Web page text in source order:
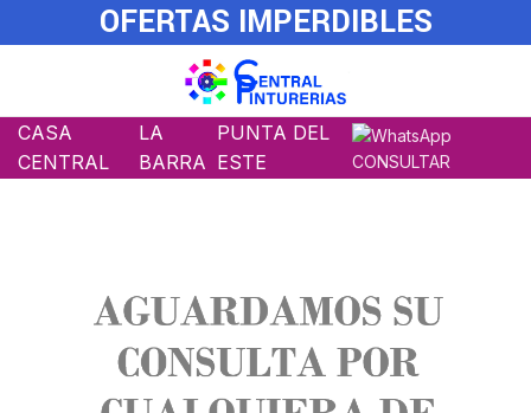
OFERTAS IMPERDIBLES
CASA
CENTRAL
LA
BARRA
PUNTA DEL
ESTE
CONSULTAR